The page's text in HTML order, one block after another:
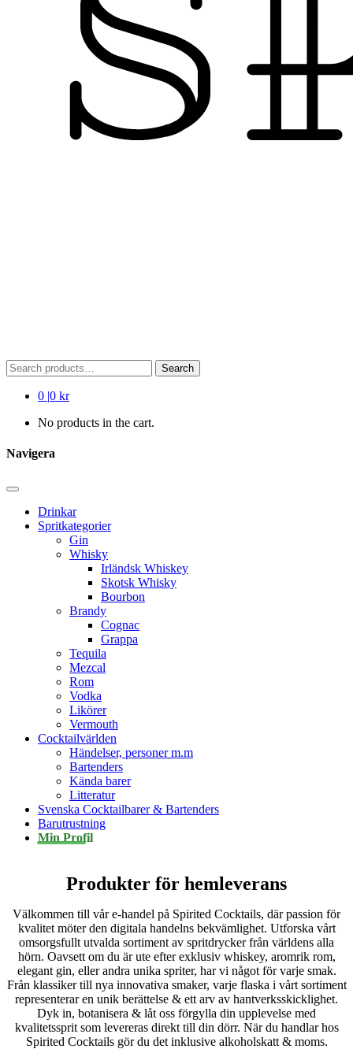
Search
for:
Search
0 |0 kr
No products in the cart.
Navigera
Drinkar
Spritkategorier
Gin
Whisky
Irländsk Whiskey
Skotsk Whisky
Bourbon
Brandy
Cognac
Grappa
Tequila
Mezcal
Rom
Vodka
Likörer
Vermouth
Cocktailvärlden
Händelser, personer m.m
Bartenders
Kända barer
Litteratur
Svenska Cocktailbarer & Bartenders
Barutrustning
Min Profil
Produkter för hemleverans
Välkommen till vår e-handel på Spirited Cocktails, där passion för
kvalitet möter den digitala handelns bekvämlighet. Utforska vårt
omsorgsfullt utvalda sortiment av spritdrycker från världens alla
hörn. Oavsett om du är ute efter exklusiv whiskey, aromrik rom,
elegant gin, eller andra unika spriter, har vi något för varje smak.
Från klassiker till nya innovativa smaker, varje flaska i vårt sortiment
representerar en unik berättelse & ett arv av hantverksskicklighet.
Dyk in, botanisera & låt oss förgylla din upplevelse med
kvalitetssprit som levereras direkt till din dörr. När du handlar hos
Spirited Cocktails gör du det inklusive alkoholskatt & moms.